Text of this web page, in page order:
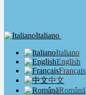
Italiano
Italiano
English
Français
中文
Română